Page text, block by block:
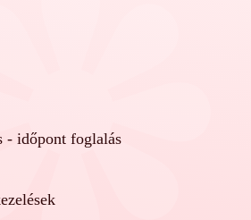
- időpont foglalás